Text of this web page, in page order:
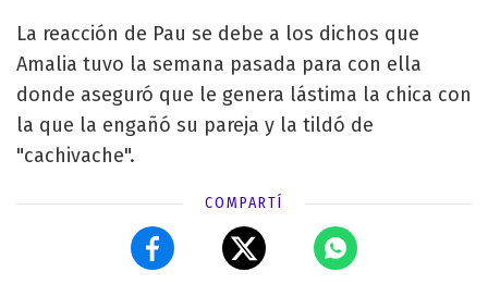
La reacción de Pau se debe a los dichos que
Amalia tuvo la semana pasada para con ella
donde aseguró que le genera lástima la chica con
la que la engañó su pareja y la tildó de
"cachivache".
COMPARTÍ